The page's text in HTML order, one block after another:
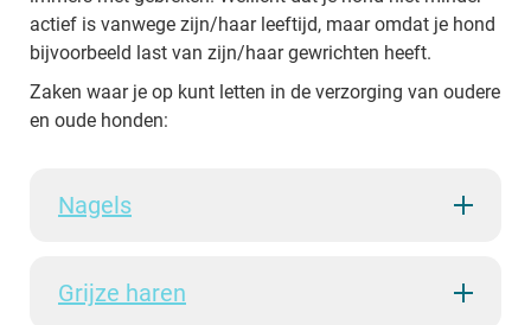
actief is vanwege zijn/haar leeftijd, maar omdat je hond
bijvoorbeeld last van zijn/haar gewrichten heeft.
Zaken waar je op kunt letten in de verzorging van oudere
en oude honden:
Nagels
Grijze haren